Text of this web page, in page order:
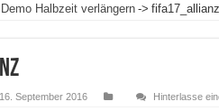
Halbzeit verlängern -> fifa17_allianz
16. September 2016 Hinterlasse